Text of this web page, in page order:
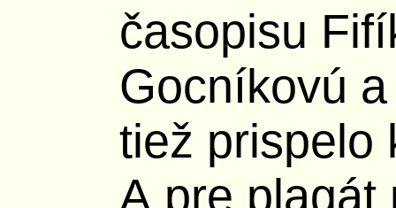
časopisu
Gocníkovú
tiež prispelo
A pre plagát